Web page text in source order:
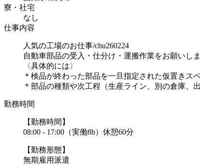
寮・社宅
なし
仕事内容
人気の工場のお仕事/chu260224
自動車部品の受入・仕分け・運搬作業をお願いしま
〈具体的には〉
＊検品が終わった部品を一旦指定された仮置きス
＊部品の種類や次工程（生産ライン、別の倉庫、
勤務時間
【勤務時間】
08:00 - 17:00（実働8h）休憩60分
【勤務形態】
無期雇用派遣